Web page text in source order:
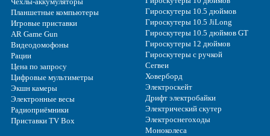
Планшетные компьютеры
Игровые приставки
AR Game Gun
Видеодомофоны
Рации
Цена по запросу
Цифровые мультиметры
Экшн камеры
Электронные весы
Радиоприёмники
Приставки TV Box
Гироскутеры 10.5 дюймов
Гироскутеры 10.5 JiLong
Гироскутеры 10.5 дюймов GT
Гироскутеры 12 дюймов
Гироскутеры с ручкой
Сегвеи
Ховерборд
Электроскейт
Дрифт электробайки
Электрический скутер
Электроснегоходы
Моноколеса